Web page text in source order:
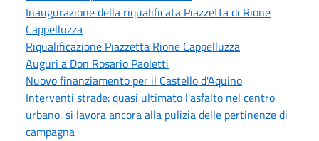
Inaugurazione della riqualificata Piazzetta di Rione
Cappelluzza
Riqualificazione Piazzetta Rione Cappelluzza
Auguri a Don Rosario Paoletti
Nuovo finanziamento per il Castello d'Aquino
Interventi strade: quasi ultimato l'asfalto nel centro
urbano, si lavora ancora alla pulizia delle pertinenze di
campagna